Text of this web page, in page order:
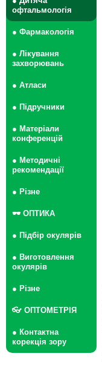
офтальмологія
● Фармакологія
● Лікування
захворювань
● Атласи
● Підручники
● Матеріали
конференцій
● Методичні
рекомендації
● Різне
🕶 ОПТИКА
● Підбір окулярів
● Виготовлення
окулярів
● Різне
👓 ОПТОМЕТРІЯ
● Контактна
корекція зору